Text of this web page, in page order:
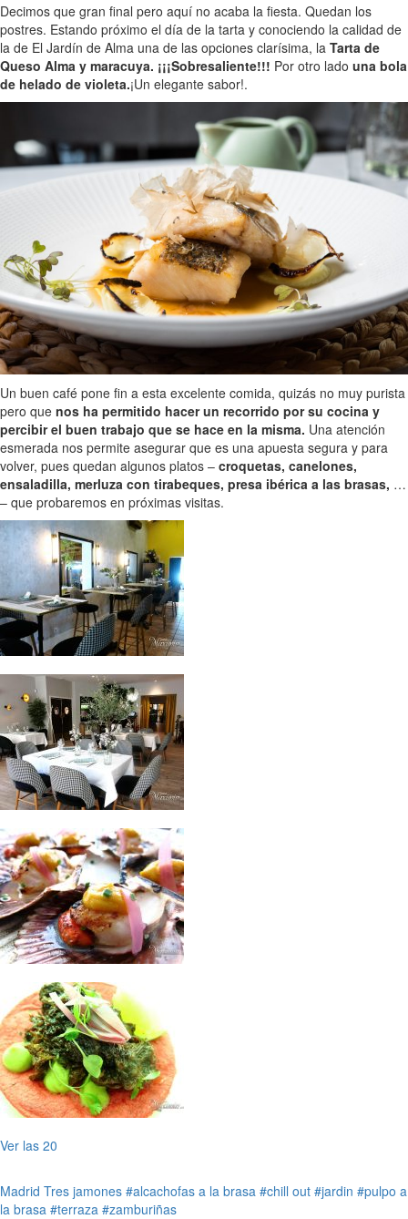
Decimos que gran final pero aquí no acaba la fiesta. Quedan los
postres. Estando próximo el día de la tarta y conociendo la calidad de
la de El Jardín de Alma una de las opciones clarísima, la Tarta de
Queso Alma y maracuya. ¡¡¡Sobresaliente!!! Por otro lado una bola
de helado de violeta.¡Un elegante sabor!.
Un buen café pone fin a esta excelente comida, quizás no muy purista
pero que nos ha permitido hacer un recorrido por su cocina y
percibir el buen trabajo que se hace en la misma. Una atención
esmerada nos permite asegurar que es una apuesta segura y para
volver, pues quedan algunos platos – croquetas, canelones,
ensaladilla, merluza con tirabeques, presa ibérica a las brasas, …
– que probaremos en próximas visitas.
Ver las 20
Madrid Tres jamones #alcachofas a la brasa #chill out #jardin #pulpo a
la brasa #terraza #zamburiñas